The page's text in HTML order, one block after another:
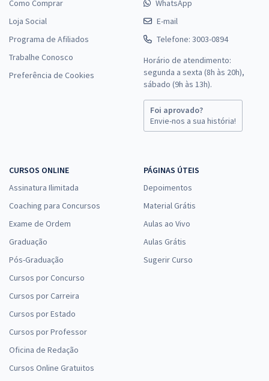
Como Comprar
Loja Social
Programa de Afiliados
Trabalhe Conosco
Preferência de Cookies
WhatsApp
E-mail
Telefone: 3003-0894
Horário de atendimento:
segunda a sexta (8h às 20h),
sábado (9h às 13h).
Foi aprovado?
Envie-nos a sua história!
CURSOS ONLINE
Assinatura Ilimitada
Coaching para Concursos
Exame de Ordem
Graduação
Pós-Graduação
Cursos por Concurso
Cursos por Carreira
Cursos por Estado
Cursos por Professor
Oficina de Redação
Cursos Online Gratuitos
PÁGINAS ÚTEIS
Depoimentos
Material Grátis
Aulas ao Vivo
Aulas Grátis
Sugerir Curso